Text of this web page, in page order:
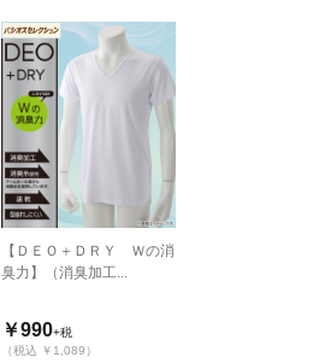
【ＤＥＯ＋ＤＲＹ Ｗの消
臭力】（消臭加工...
￥990+税
（税込 ￥1,089）